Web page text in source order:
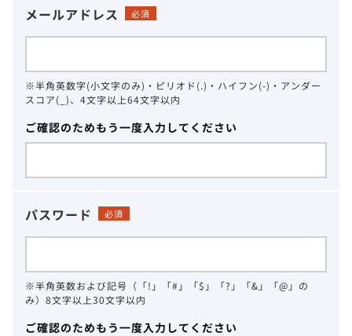
メールアドレス 必須
※半角英数字(小文字のみ)・ピリオド(.)・ハイフン(-)・アンダー
スコア(_)、4文字以上64文字以内
ご確認のためもう一度入力してください
パスワード 必須
※半角英数および記号（「!」「#」「$」「?」「&」「@」の
み）8文字以上30文字以内
ご確認のためもう一度入力してください